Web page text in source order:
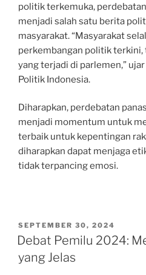
politik terkemuka,
menjadi salah satu berita
masyarakat. “Masyarakat
perkembangan politik
yang terjadi di parlemen,”
Politik Indonesia.
Diharapkan, perdebatan
menjadi momentum untuk
terbaik untuk kepentingan
diharapkan dapat menjaga
tidak terpancing emosi.
POSTED
ON
SEPTEMBER 30, 2024
Debat Pemilu 2024:
yang Jelas